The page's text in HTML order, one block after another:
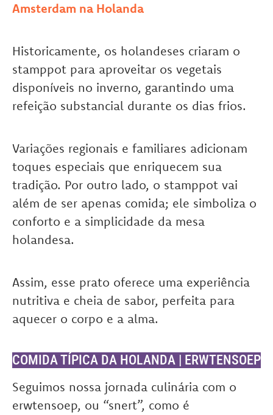
Amsterdam na Holanda
Historicamente, os holandeses criaram o
stamppot para aproveitar os vegetais
disponíveis no inverno, garantindo uma
refeição substancial durante os dias frios.
Variações regionais e familiares adicionam
toques especiais que enriquecem sua
tradição. Por outro lado, o stamppot vai
além de ser apenas comida; ele simboliza o
conforto e a simplicidade da mesa
holandesa.
Assim, esse prato oferece uma experiência
nutritiva e cheia de sabor, perfeita para
aquecer o corpo e a alma.
COMIDA TÍPICA DA HOLANDA | ERWTENSOEP
Seguimos nossa jornada culinária com o
erwtensoep, ou “snert”, como é